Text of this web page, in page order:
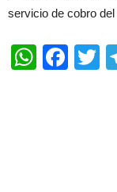
servicio de cobro